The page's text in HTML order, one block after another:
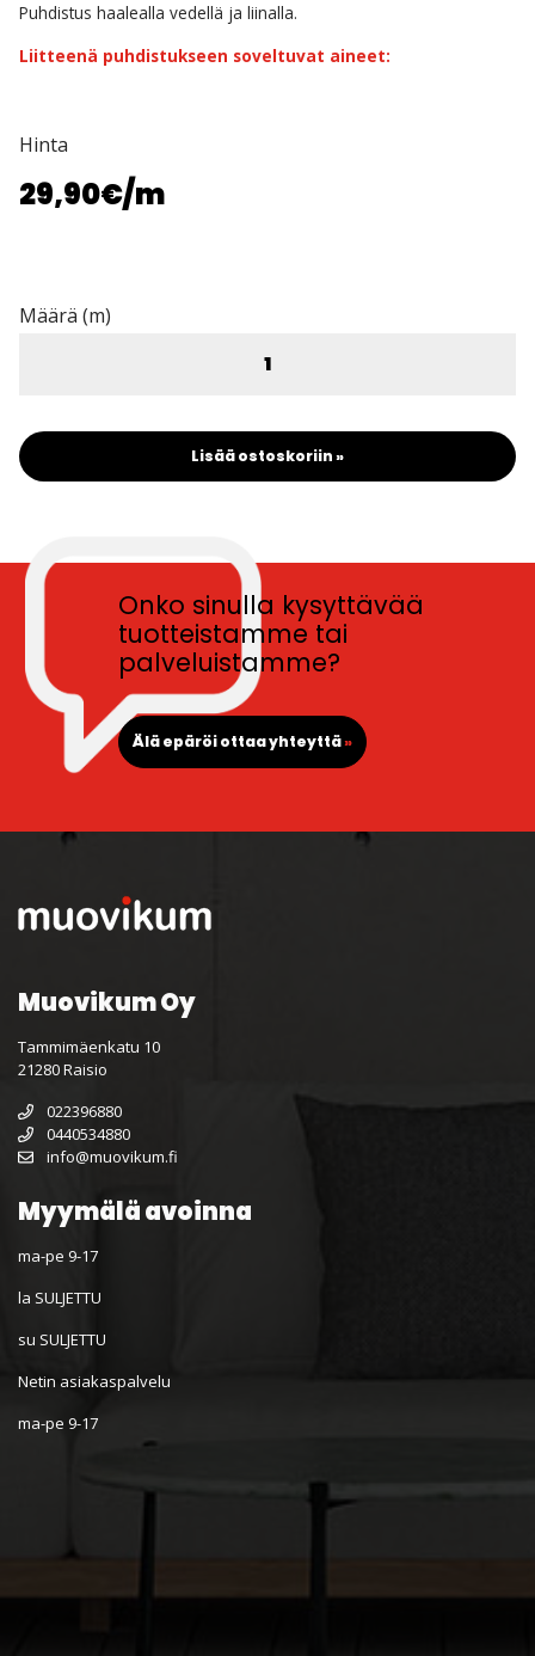
Puhdistus haalealla vedellä ja liinalla.
Liitteenä puhdistukseen soveltuvat aineet:
Hinta
29,90€/m
Määrä (m)
Lisää ostoskoriin »
Onko sinulla kysyttävää
tuotteistamme tai
palveluistamme?
Älä epäröi ottaa yhteyttä»
Muovikum Oy
Tammimäenkatu 10
21280 Raisio
022396880
0440534880
info@muovikum.fi
Myymälä avoinna
ma-pe 9-17
la SULJETTU
su SULJETTU
Netin asiakaspalvelu
ma-pe 9-17